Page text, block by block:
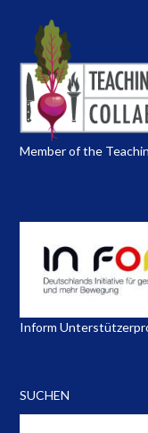
Member of the
Inform
SUCHEN